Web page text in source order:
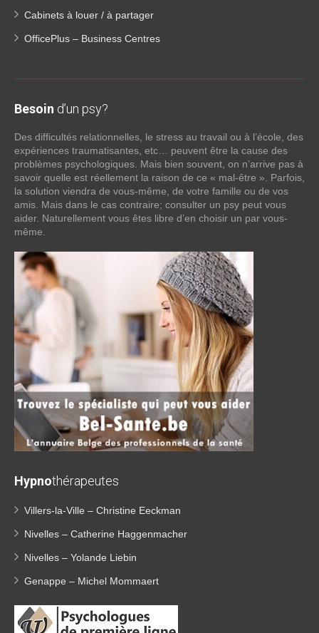
Cabinets à louer / à partager
OfficePlus – Business Centres
Besoin d’un psy?
Des difficultés relationnelles, le stress au travail ou à l’école, des
expériences traumatisantes, etc… peuvent être la cause des
problèmes psychologiques. Mais bien souvent, on n’arrive pas à
savoir quelle est réellement la raison de ce « mal-être ». Parfois,
la solution viendra de vous-même, de votre famille ou de vos
amis. Mais dans le cas contraire; consulter un psy peut vous
aider. Naturellement vous êtes libre d’en choisir un par vous-
même.
Hypnothérapeutes
Villers-la-Ville – Christine Eeckman
Nivelles – Catherine Haggenmacher
Nivelles – Yolande Liebin
Genappe – Michel Mommaert